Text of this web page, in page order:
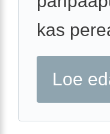
kas
Loe